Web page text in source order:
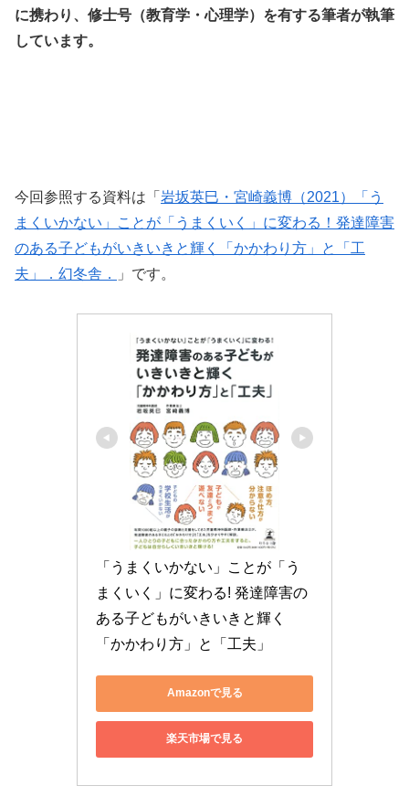
に携わり、修士号（教育学・心理学）を有する筆者が執筆
しています。
今回参照する資料は「 岩坂英巳・宮崎義博（2021）「う
まくいかない」ことが「うまくいく」に変わる！発達障害
のある子どもがいきいきと輝く「かかわり方」と「工
夫」．幻冬舎．
」です。
「うまくいかない」ことが「う
まくいく」に変わる! 発達障害の
ある子どもがいきいきと輝く
「かかわり方」と「工夫」
Amazonで見る
楽天市場で見る